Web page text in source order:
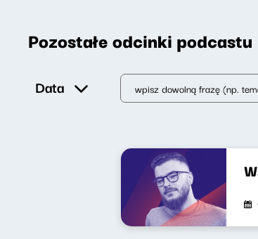
Pozostałe odcinki podcastu
Data